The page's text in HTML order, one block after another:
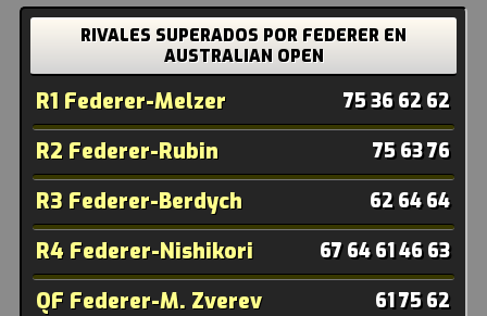
RIVALES SUPERADOS POR FEDERER EN
AUSTRALIAN OPEN
R1 Federer-Melzer 75 36 62 62
R2 Federer-Rubin 75 63 76
R3 Federer-Berdych 62 64 64
R4 Federer-Nishikori 67 64 61 46 63
QF Federer-M. Zverev 61 75 62